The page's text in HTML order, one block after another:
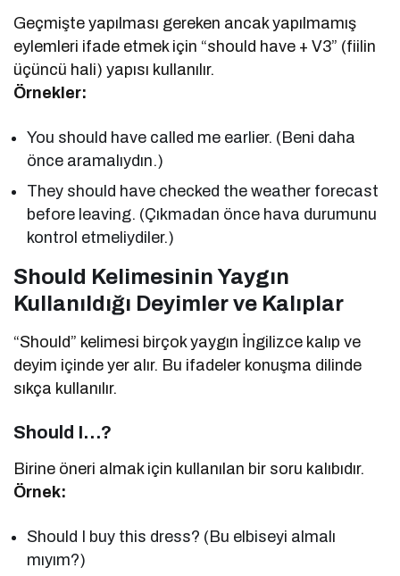
Geçmişte yapılması gereken ancak yapılmamış
eylemleri ifade etmek için “should have + V3” (fiilin
üçüncü hali) yapısı kullanılır.
Örnekler:
You should have called me earlier. (Beni daha
önce aramalıydın.)
They should have checked the weather forecast
before leaving. (Çıkmadan önce hava durumunu
kontrol etmeliydiler.)
Should Kelimesinin Yaygın
Kullanıldığı Deyimler ve Kalıplar
“Should” kelimesi birçok yaygın İngilizce kalıp ve
deyim içinde yer alır. Bu ifadeler konuşma dilinde
sıkça kullanılır.
Should I…?
Birine öneri almak için kullanılan bir soru kalıbıdır.
Örnek:
Should I buy this dress? (Bu elbiseyi almalı
mıyım?)